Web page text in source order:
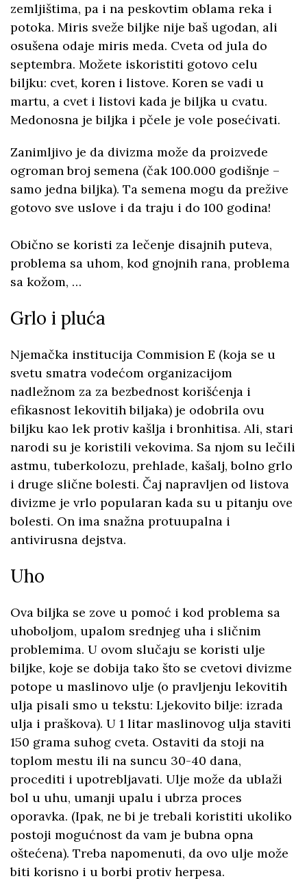
zemljištima, pa i na peskovtim oblama reka i
potoka. Miris sveže biljke nije baš ugodan, ali
osušena odaje miris meda. Cveta od jula do
septembra. Možete iskoristiti gotovo celu
biljku: cvet, koren i listove. Koren se vadi u
martu, a cvet i listovi kada je biljka u cvatu.
Medonosna je biljka i pčele je vole posećivati.
Zanimljivo je da divizma može da proizvede
ogroman broj semena (čak 100.000 godišnje –
samo jedna biljka). Ta semena mogu da prežive
gotovo sve uslove i da traju i do 100 godina!
Obično se koristi za lečenje disajnih puteva,
problema sa uhom, kod gnojnih rana, problema
sa kožom, …
Grlo i pluća
Njemačka institucija Commision E (koja se u
svetu smatra vodećom organizacijom
nadležnom za za bezbednost korišćenja i
efikasnost lekovitih biljaka) je odobrila ovu
biljku kao lek protiv kašlja i bronhitisa. Ali, stari
narodi su je koristili vekovima. Sa njom su lečili
astmu, tuberkolozu, prehlade, kašalj, bolno grlo
i druge slične bolesti. Čaj napravljen od listova
divizme je vrlo popularan kada su u pitanju ove
bolesti. On ima snažna protuupalna i
antivirusna dejstva.
Uho
Ova biljka se zove u pomoć i kod problema sa
uhoboljom, upalom srednjeg uha i sličnim
problemima. U ovom slučaju se koristi ulje
biljke, koje se dobija tako što se cvetovi divizme
potope u maslinovo ulje (o pravljenju lekovitih
ulja pisali smo u tekstu: Ljekovito bilje: izrada
ulja i praškova). U 1 litar maslinovog ulja staviti
150 grama suhog cveta. Ostaviti da stoji na
toplom mestu ili na suncu 30-40 dana,
procediti i upotrebljavati. Ulje može da ublaži
bol u uhu, umanji upalu i ubrza proces
oporavka. (Ipak, ne bi je trebali koristiti ukoliko
postoji mogućnost da vam je bubna opna
oštećena). Treba napomenuti, da ovo ulje može
biti korisno i u borbi protiv herpesa.